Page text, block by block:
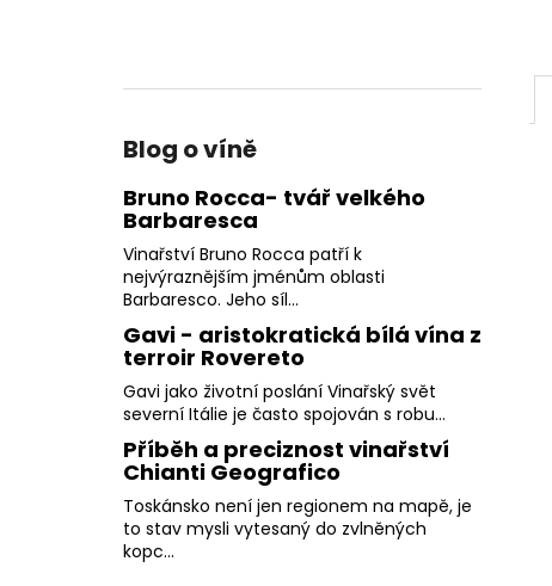
Blog o víně
Bruno Rocca- tvář velkého
Barbaresca
Vinařství Bruno Rocca patří k
nejvýraznějším jménům oblasti
Barbaresco. Jeho síl...
Gavi - aristokratická bílá vína z
terroir Rovereto
Gavi jako životní poslání Vinařský svět
severní Itálie je často spojován s robu...
Příběh a preciznost vinařství
Chianti Geografico
Toskánsko není jen regionem na mapě, je
to stav mysli vytesaný do zvlněných
kopc...